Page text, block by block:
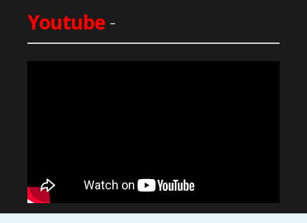
Youtube-